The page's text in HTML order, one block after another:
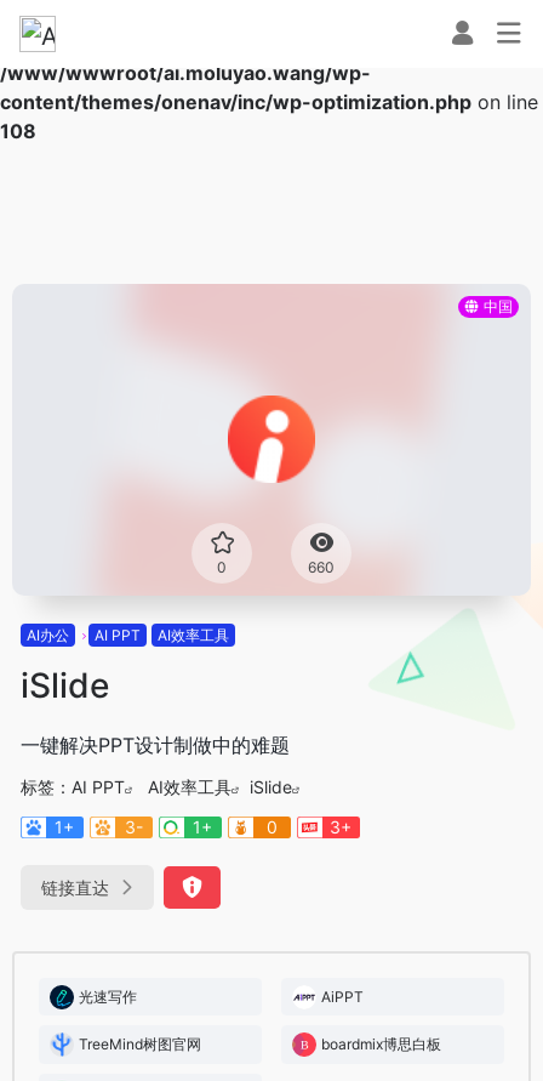
Warning
/www/wwwroot/ai.moluyao.wang/wp-
content/themes/onenav/inc/wp-optimization.php on line
108
中国
0 660
AI办公 AI PPT AI效率工具
iSlide
一键解决PPT设计制做中的难题
标签： AI PPT AI效率工具
iSlide
1+
3- 1+ 0 3+
链接直达
光速写作 AiPPT
TreeMind树图官网 boardmix博思白板